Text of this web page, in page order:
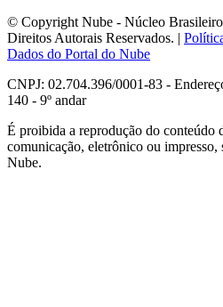
© Copyright Nube - Núcleo
Direitos Autorais Reservados. |
Dados do Portal do Nube
CNPJ: 02.704.396/0001-83 -
140 - 9º andar
É proibida a reprodução do conteúdo
comunicação, eletrônico ou impresso,
Nube.